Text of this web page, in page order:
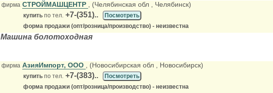
фирма СТРОЙМАШЦЕНТР , (Челябинская обл , Челябинск)
купить по тел. +7-(351)..
Посмотреть
форма продажи (опт/розница/производство) - неизвестна
Машина болотоходная
фирма АзияИмпорт, ООО , (Новосибирская обл , Новосибирск)
купить по тел. +7-(383)..
Посмотреть
форма продажи (опт/розница/производство) - неизвестна